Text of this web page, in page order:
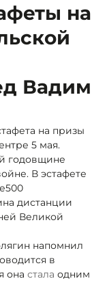
на
Вадим
на призы
5 мая.
годовщине
В эстафете
500
дистанции
Великой
напомнил
в
она стала одним